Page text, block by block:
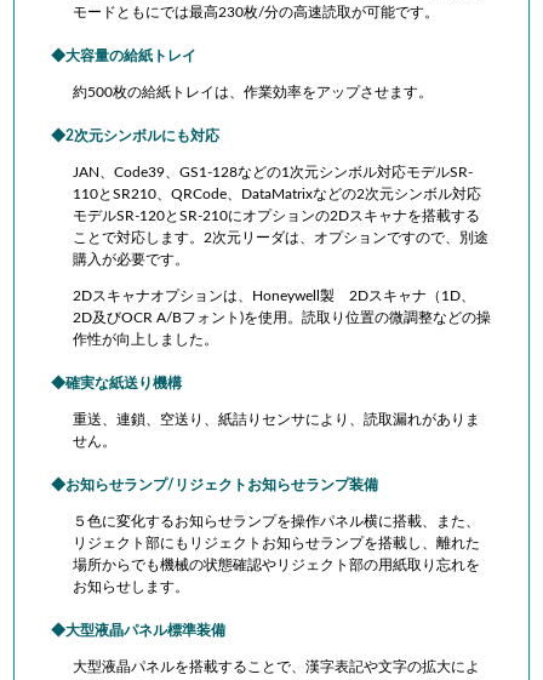
モードともにでは最高230枚/分の高速読取が可能です。
大容量の給紙トレイ
約500枚の給紙トレイは、作業効率をアップさせます。
2次元シンボルにも対応
JAN、Code39、GS1-128などの1次元シンボル対応モデルSR-
110とSR210、QRCode、DataMatrixなどの2次元シンボル対応
モデルSR-120とSR-210にオプションの2Dスキャナを搭載する
ことで対応します。2次元リーダは、オプションですので、別途
購入が必要です。
2Dスキャナオプションは、Honeywell製 2Dスキャナ（1D、
2D及びOCR A/Bフォント)を使用。読取り位置の微調整などの操
作性が向上しました。
確実な紙送り機構
重送、連鎖、空送り、紙詰りセンサにより、読取漏れがありま
せん。
お知らせランプ/リジェクトお知らせランプ装備
５色に変化するお知らせランプを操作パネル横に搭載、また、
リジェクト部にもリジェクトお知らせランプを搭載し、離れた
場所からでも機械の状態確認やリジェクト部の用紙取り忘れを
お知らせします。
大型液晶パネル標準装備
大型液晶パネルを搭載することで、漢字表記や文字の拡大によ